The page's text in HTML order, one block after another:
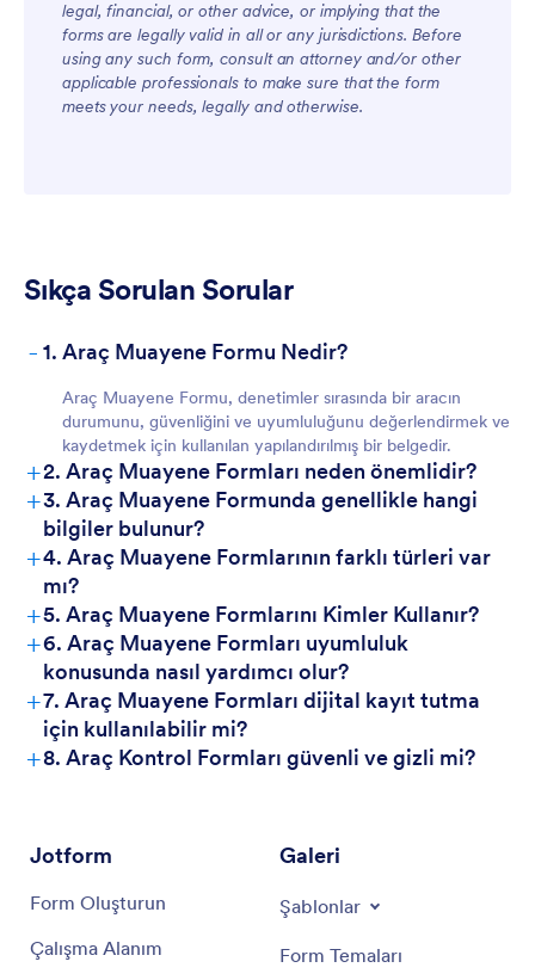
legal, financial, or other advice, or implying that the
forms are legally valid in all or any jurisdictions. Before
using any such form, consult an attorney and/or other
applicable professionals to make sure that the form
meets your needs, legally and otherwise.
Sıkça Sorulan Sorular
- 1. Araç Muayene Formu Nedir?
Araç Muayene Formu, denetimler sırasında bir aracın
durumunu, güvenliğini ve uyumluluğunu değerlendirmek ve
kaydetmek için kullanılan yapılandırılmış bir belgedir.
+2. Araç Muayene Formları neden önemlidir?
+3. Araç Muayene Formunda genellikle hangi
bilgiler bulunur?
+4. Araç Muayene Formlarının farklı türleri var
mı?
+5. Araç Muayene Formlarını Kimler Kullanır?
+6. Araç Muayene Formları uyumluluk
konusunda nasıl yardımcı olur?
+7. Araç Muayene Formları dijital kayıt tutma
için kullanılabilir mi?
+8. Araç Kontrol Formları güvenli ve gizli mi?
Jotform
Form Oluşturun
Çalışma Alanım
Galeri
Şablonlar
Form Temaları